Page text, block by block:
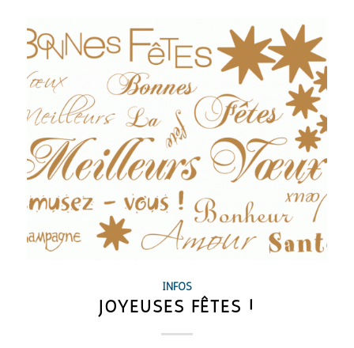
INFOS
JOYEUSES FÊTES !